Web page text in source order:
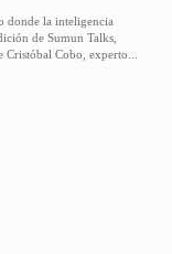
donde la inteligencia
de Sumun Talks,
Cobo, experto...